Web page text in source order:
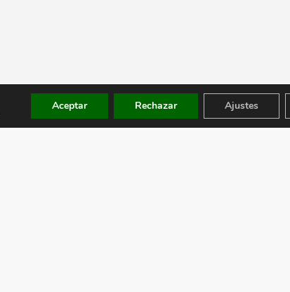
Aceptar Rechazar Ajustes